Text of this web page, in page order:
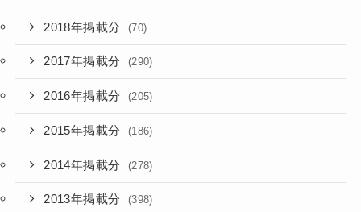
2018年掲載分 (70)
2017年掲載分 (290)
2016年掲載分 (205)
2015年掲載分 (186)
2014年掲載分 (278)
2013年掲載分 (398)